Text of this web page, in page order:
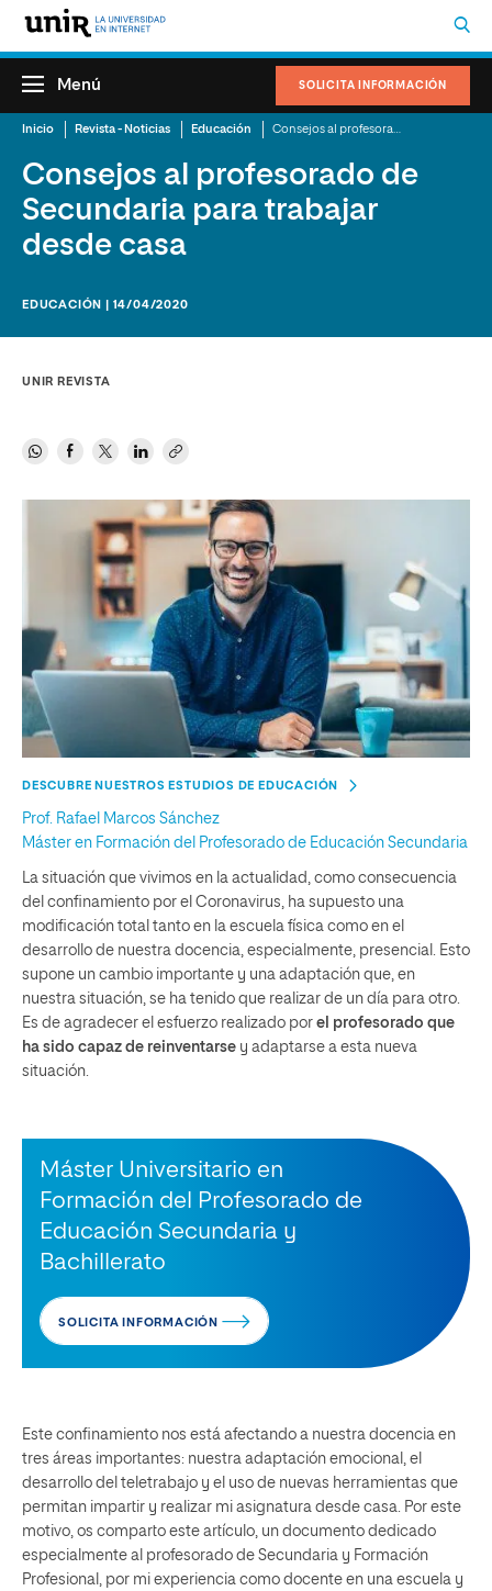
SOLICITA INFORMACIÓN
Menú
Inicio Revista - Noticias Educación
Consejos al profesorado de
Secundaria para trabajar
desde casa
EDUCACIÓN | 14/04/2020
UNIR REVISTA
DESCUBRE NUESTROS ESTUDIOS DE EDUCACIÓN
Prof. Rafael Marcos Sánchez
Máster en Formación del Profesorado de Educación Secundaria
La situación que vivimos en la actualidad, como consecuencia
del confinamiento por el Coronavirus, ha supuesto una
modificación total tanto en la escuela física como en el
desarrollo de nuestra docencia, especialmente, presencial. Esto
supone un cambio importante y una adaptación que, en
nuestra situación, se ha tenido que realizar de un día para otro.
Es de agradecer el esfuerzo realizado por el profesorado que
ha sido capaz de reinventarse y adaptarse a esta nueva
situación.
Máster Universitario en
Formación del Profesorado de
Educación Secundaria y
Bachillerato
SOLICITA INFORMACIÓN
Este confinamiento nos está afectando a nuestra docencia en
tres áreas importantes: nuestra adaptación emocional, el
desarrollo del teletrabajo y el uso de nuevas herramientas que
permitan impartir y realizar mi asignatura desde casa. Por este
motivo, os comparto este artículo, un documento dedicado
especialmente al profesorado de Secundaria y Formación
Profesional, por mi experiencia como docente en una escuela y